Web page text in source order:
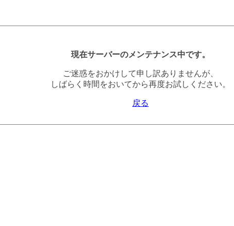
現在サーバーのメンテナンス中です。
ご迷惑をおかけして申し訳ありませんが、
しばらく時間をおいてから再度お試しください。
戻る